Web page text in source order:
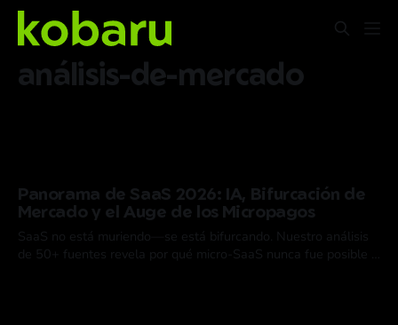
análisis-de-mercado
Panorama de SaaS 2026: IA, Bifurcación de
Mercado y el Auge de los Micropagos
SaaS no está muriendo—se está bifurcando. Nuestro análisis
de 50+ fuentes revela por qué micro-SaaS nunca fue posible y